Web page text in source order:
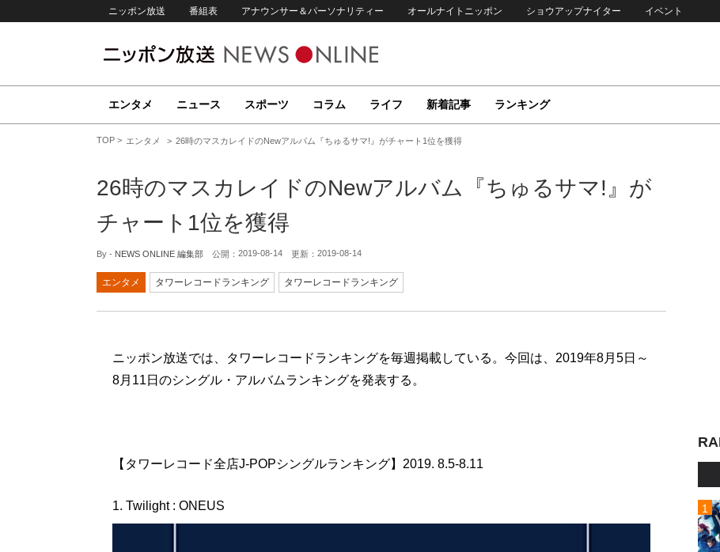
ニッポン放送 番組表 アナウンサー＆パーソナリティー オールナイトニッポン ショウアップナイター イベント
エンタメ ニュース スポーツ コラム ライフ 新着記事 ランキング
TOP エンタメ 26時のマスカレイドのNewアルバム『ちゅるサマ!』がチャート1位を獲得
26時のマスカレイドのNewアルバム『ちゅるサマ!』が
チャート1位を獲得
By - NEWS ONLINE 編集部 公開： 2019-08-14 更新： 2019-08-14
エンタメ タワーレコードランキング タワーレコードランキング
ニッポン放送では、タワーレコードランキングを毎週掲載している。今回は、2019年8月5日～
8月11日のシングル・アルバムランキングを発表する。
【タワーレコード全店J-POPシングルランキング】2019. 8.5-8.11
1. Twilight : ONEUS